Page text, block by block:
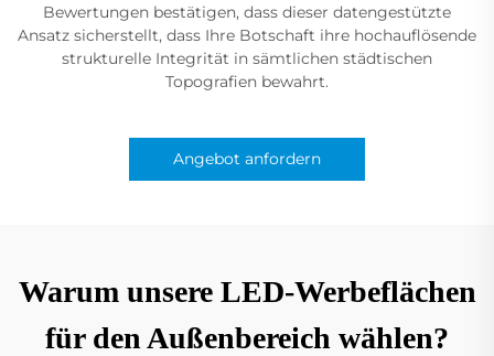
Bewertungen bestätigen, dass dieser datengestützte
Ansatz sicherstellt, dass Ihre Botschaft ihre hochauflösende
strukturelle Integrität in sämtlichen städtischen
Topografien bewahrt.
Angebot anfordern
Warum unsere LED-Werbeflächen
für den Außenbereich wählen?